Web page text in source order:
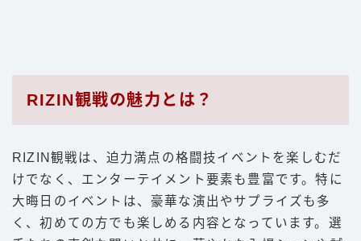
RIZIN観戦の魅力とは？
RIZIN観戦は、迫力満点の格闘技イベントを楽しむだ
けでなく、エンターテイメント要素も豊富です。特に
大晦日のイベントは、豪華な演出やサプライズも多
く、初めての方でも楽しめる内容となっています。選